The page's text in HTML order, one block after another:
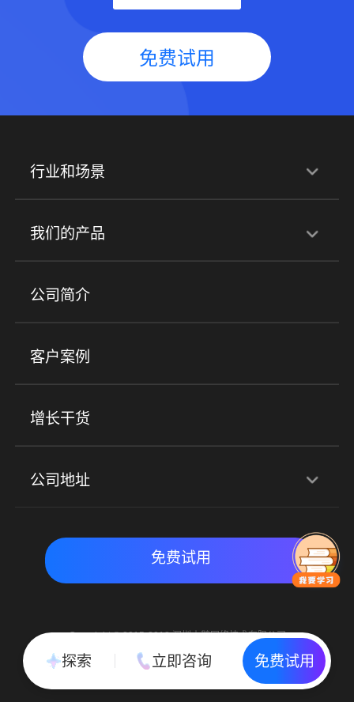
免费试用
行业和场景
行业解决方案
培训机构 职业技能培训 兴趣培训
金融行业
心理机构
实时私域带货 数字化运营
我们的产品
产品
小程序商城 ERP 企微SCRM
社群圈子
公司简介
客户案例
增长干货
公司地址
北京地址：北京市朝阳区朝外大街乙6号23层
免费试用
Copyright © 2015-2018 深圳小鹅网络技术有限公司
All Rights Reserved. 粤ICP备15020529号
粤公网安备 44030502002037号
探索 立即咨询 免费试用